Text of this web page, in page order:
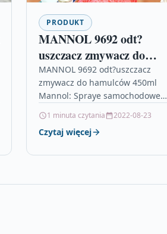
PRODUKT
MANNOL 9692 odt?
uszczacz zmywacz do
hamulców 450ml
MANNOL 9692 odt?uszczacz
zmywacz do hamulców 450ml
Mannol: Spraye samochodowe
mercedes amg a45s, luaz 969,
chewrolet aveo, yamaha kodiak,…
1 minuta czytania 2022-08-23
Czytaj więcej